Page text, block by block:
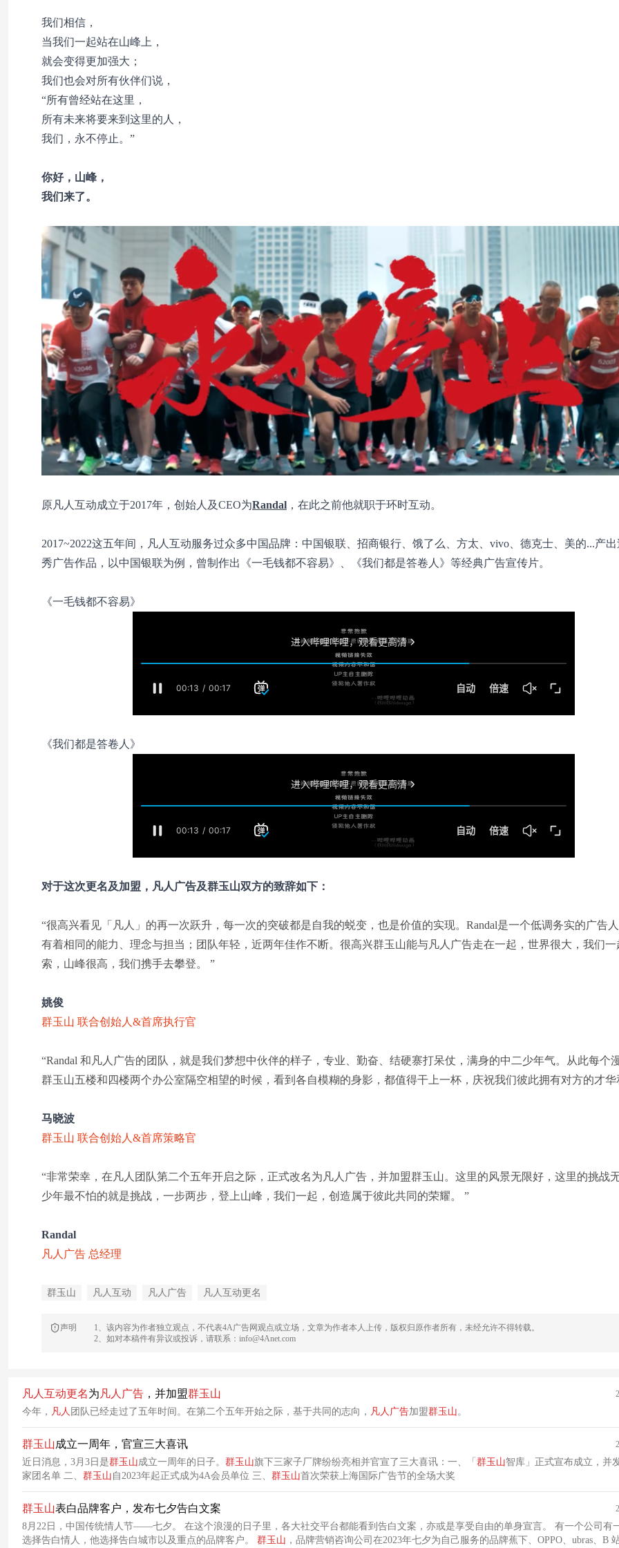
我们相信，
当我们一起站在山峰上，
就会变得更加强大；
我们也会对所有伙伴们说，
“所有曾经站在这里，
所有未来将要来到这里的人，
我们，永不停止。”
你好，山峰，
我们来了。
原凡人互动成立于2017年，创始人及CEO为Randal ，在此之前他就职于环时互动。
2017~2022这五年间，凡人互动服务过众多中国品牌：中国银联、招商银行、饿了么、方太、vivo、德克士、美的...产
秀广告作品，以中国银联为例，曾制作出《一毛钱都不容易》、《我们都是答卷人》等经典广告宣传片。
《一毛钱都不容易》
《我们都是答卷人》
对于这次更名及加盟，凡人广告及群玉山双方的致辞如下：
“很高兴看见「凡人」的再一次跃升，每一次的突破都是自我的蜕变，也是价值的实现。Randal是一个低调务实的广告
有着相同的能力、理念与担当；团队年轻，近两年佳作不断。很高兴群玉山能与凡人广告走在一起，世界很大，我们一
索，山峰很高，我们携手去攀登。 ”
姚俊
群玉山 联合创始人&首席执行官
“Randal 和凡人广告的团队，就是我们梦想中伙伴的样子，专业、勤奋、结硬寨打呆仗，满身的中二少年气。从此每个
群玉山五楼和四楼两个办公室隔空相望的时候，看到各自模糊的身影，都值得干上一杯，庆祝我们彼此拥有对方的才华
马晓波
群玉山 联合创始人&首席策略官
“非常荣幸，在凡人团队第二个五年开启之际，正式改名为凡人广告，并加盟群玉山。这里的风景无限好，这里的挑战
少年最不怕的就是挑战，一步两步，登上山峰，我们一起，创造属于彼此共同的荣耀。 ”
Randal
凡人广告 总经理
群玉山 凡人互动 凡人广告 凡人互动更名
声明
1、该内容为作者独立观点，不代表4A广告网观点或立场，文章为作者本人上传，版权归原作者所有，未经允许不得转载。
2、如对本稿件有异议或投诉，请联系：info@4Anet.com
凡人互动更名为凡人广告 ，并加盟群玉山
今年， 凡人 团队已经走过了五年时间。在第二个五年开始之际，基于共同的志向， 凡人 广告加盟群玉山。
群玉山成立一周年，官宣三大喜讯
近日消息，3月3日是群玉山成立一周年的日子。 群玉山旗下三家子厂牌纷纷亮相并官宣了三大喜讯：一、「 群玉山智库」正式宣布成立，并
家团名单 二、 群玉山 自2023年起正式成为4A会员单位 三、 群玉山首次荣获上海国际广告节的全场大奖
群玉山表白品牌客户，发布七夕告白文案
8月22日，中国传统情人节——七夕。 在这个浪漫的日子里，各大社交平台都能看到告白文案，亦或是享受自由的单身宣言。 有一个公司有一些特别，别人
选择告白情人，他选择告白城市以及重点的品牌客户。 群玉山 ，品牌营销咨询公司在2023年七夕为自己服务的品牌蕉下、OPPO、ubras、B